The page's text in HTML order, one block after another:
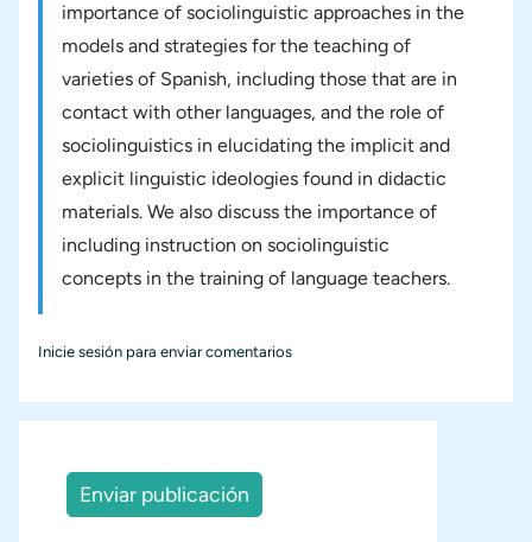
importance of sociolinguistic approaches in the
models and strategies for the teaching of
varieties of Spanish, including those that are in
contact with other languages, and the role of
sociolinguistics in elucidating the implicit and
explicit linguistic ideologies found in didactic
materials. We also discuss the importance of
including instruction on sociolinguistic
concepts in the training of language teachers.
Inicie sesión para enviar comentarios
Enviar publicación